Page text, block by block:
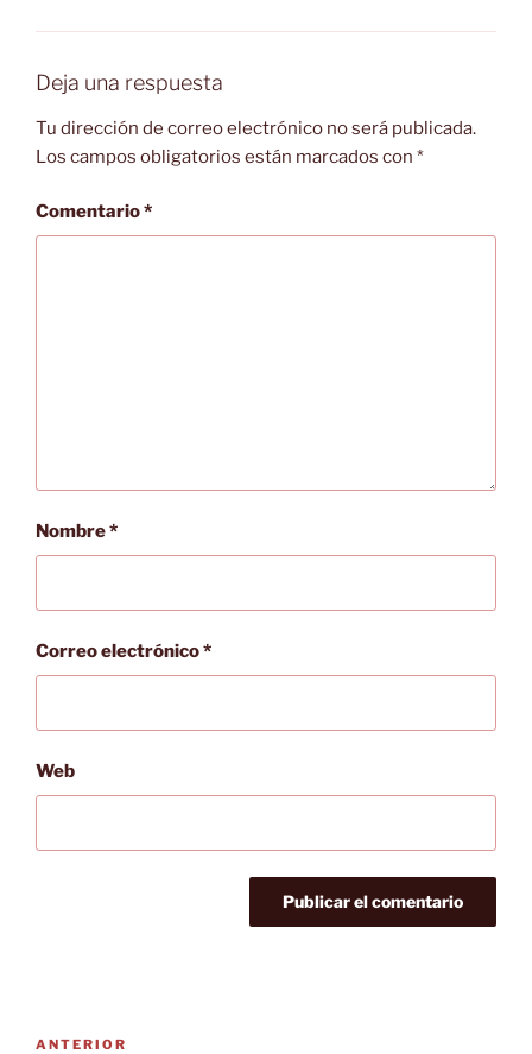
Deja una respuesta
Tu dirección de correo electrónico no será publicada.
Los campos obligatorios están marcados con *
Comentario*
Nombre*
Correo electrónico*
Web
Navegación
Entrada
ANTERIOR